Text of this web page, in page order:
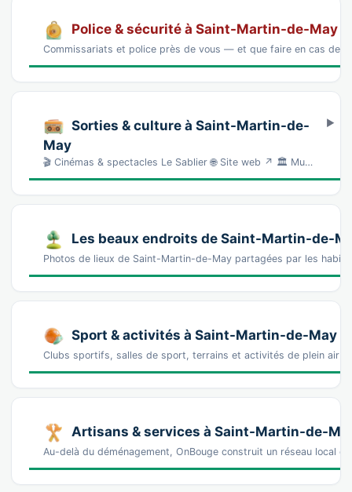
Police & sécurité à Saint-Martin-de-May
Commissariats et police près de vous — et que faire en cas de
Sorties & culture à Saint-Martin-de-
May
🎬 Cinémas & spectacles Le Sablier 🌐 Site web ↗ 🏛️ Mu…
Les beaux endroits de Saint-Martin-de-
Photos de lieux de Saint-Martin-de-May partagées par les
Sport & activités à Saint-Martin-de-May
Clubs sportifs, salles de sport, terrains et activités de plein air
Artisans & services à Saint-Martin-de-
Au-delà du déménagement, OnBouge construit un réseau local